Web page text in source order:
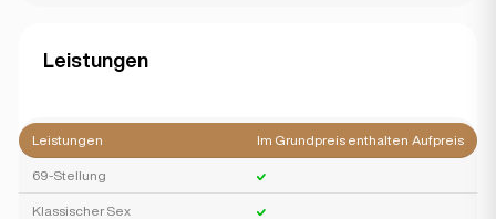
Leistungen
Leistungen Im Grundpreis enthalten Aufpreis
69-Stellung
Klassischer Sex